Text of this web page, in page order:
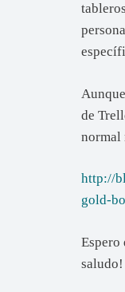
de
normal
http://
gold-
Espero
saludo!